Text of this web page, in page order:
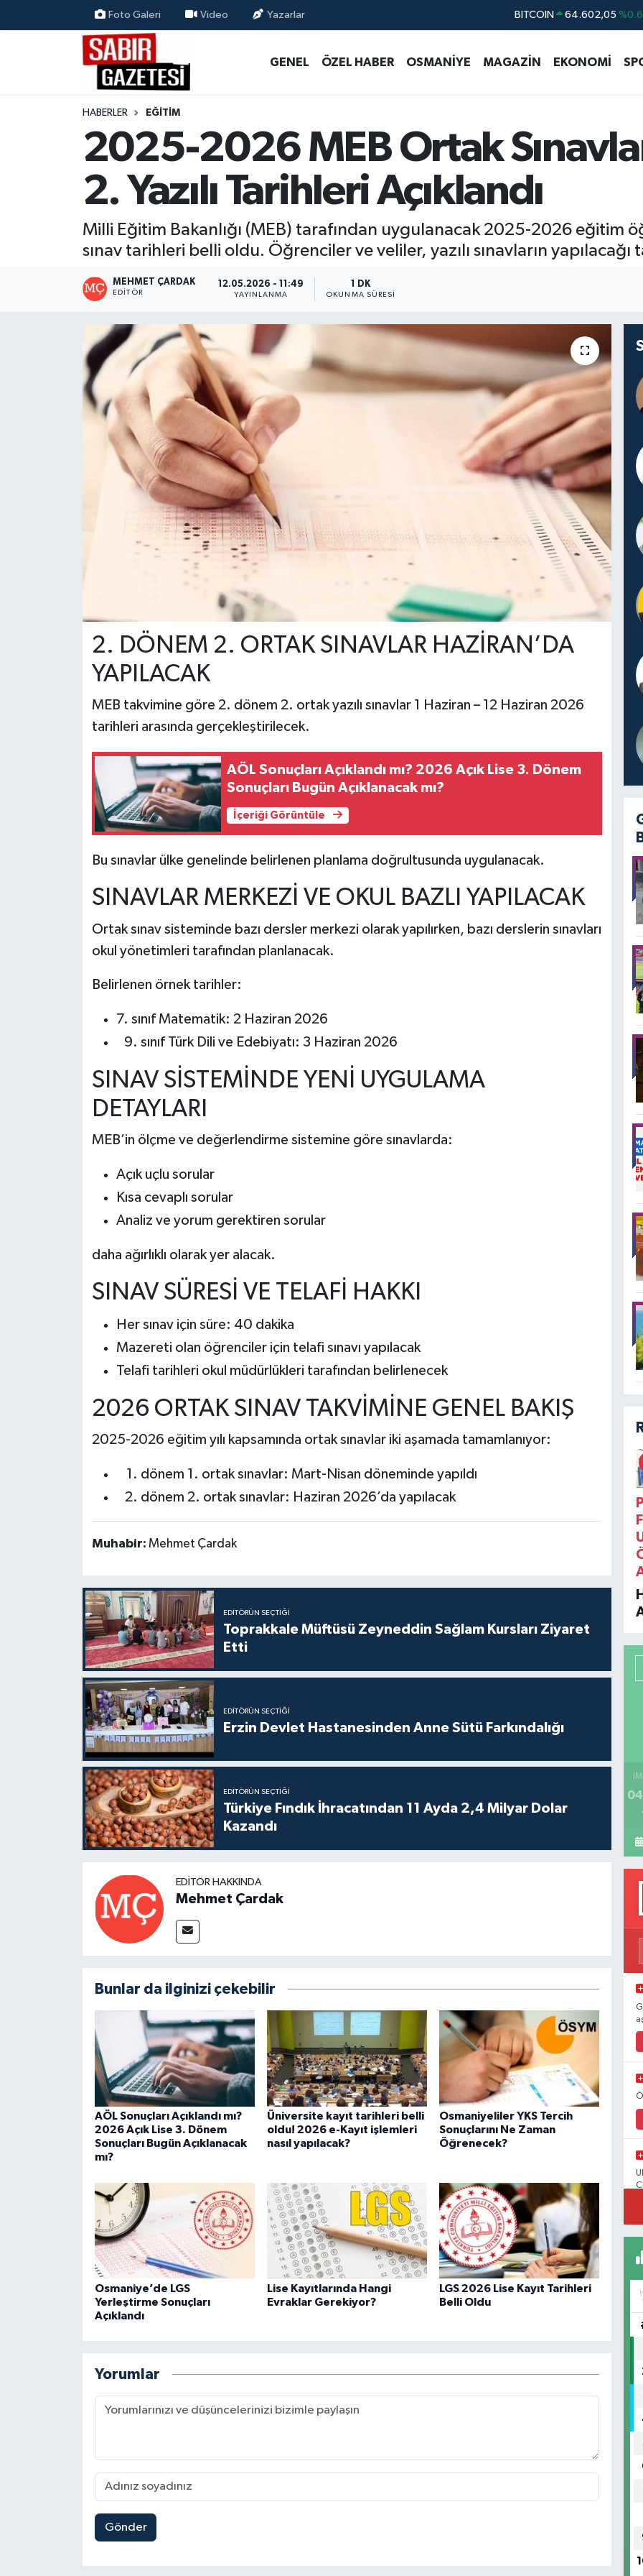
Foto Galeri Video Yazarlar DOLAR 47,5986
STERLİN 64,2438
BITCOIN 64.602,05
GENEL ÖZEL HABER OSMANİYE MAGAZİN EKONOMİ
HABERLER EĞITIM
2025-2026 MEB Ortak
2. Yazılı Tarihleri Açıklandı
Milli Eğitim Bakanlığı (MEB) tarafından uygulanacak 2025-2026 eğitim
sınav tarihleri belli oldu. Öğrenciler ve veliler, yazılı sınavların
MEHMET ÇARDAK
EDITÖR
12.05.2026 - 11:49
YAYINLANMA
1 DK
OKUNMA SÜRESI
2. DÖNEM 2. ORTAK SINAVLAR HAZİRAN’DA
YAPILACAK
MEB takvimine göre 2. dönem 2. ortak yazılı sınavlar 1 Haziran – 12 Haziran 2026
tarihleri arasında gerçekleştirilecek.
AÖL Sonuçları Açıklandı mı? 2026 Açık Lise 3. Dönem
Sonuçları Bugün Açıklanacak mı?
İçeriği Görüntüle
Bu sınavlar ülke genelinde belirlenen planlama doğrultusunda uygulanacak.
SINAVLAR MERKEZİ VE OKUL BAZLI YAPILACAK
Ortak sınav sisteminde bazı dersler merkezi olarak yapılırken, bazı derslerin sınavları
okul yönetimleri tarafından planlanacak.
Belirlenen örnek tarihler:
7. sınıf Matematik: 2 Haziran 2026
sınıf Türk Dili ve Edebiyatı: 3 Haziran 2026
SINAV SİSTEMİNDE YENİ UYGULAMA
DETAYLARI
MEB’in ölçme ve değerlendirme sistemine göre sınavlarda:
Açık uçlu sorular
Kısa cevaplı sorular
Analiz ve yorum gerektiren sorular
daha ağırlıklı olarak yer alacak.
SINAV SÜRESİ VE TELAFİ HAKKI
Her sınav için süre: 40 dakika
Mazereti olan öğrenciler için telafi sınavı yapılacak
Telafi tarihleri okul müdürlükleri tarafından belirlenecek
2026 ORTAK SINAV TAKVİMİNE GENEL BAKIŞ
2025-2026 eğitim yılı kapsamında ortak sınavlar iki aşamada tamamlanıyor:
dönem 1. ortak sınavlar: Mart-Nisan döneminde yapıldı
dönem 2. ortak sınavlar: Haziran 2026’da yapılacak
Muhabir: Mehmet Çardak
EDITÖRÜN SEÇTIĞI
Toprakkale Müftüsü Zeyneddin Sağlam Kursları Ziyaret
Etti
EDITÖRÜN SEÇTIĞI
Erzin Devlet Hastanesinden Anne Sütü Farkındalığı
EDITÖRÜN SEÇTIĞI
Türkiye Fındık İhracatından 11 Ayda 2,4 Milyar Dolar
Kazandı
EDITÖR HAKKINDA
Mehmet Çardak
Bunlar da ilginizi çekebilir
AÖL Sonuçları Açıklandı mı?
2026 Açık Lise 3. Dönem
Sonuçları Bugün Açıklanacak
mı?
Üniversite kayıt tarihleri belli
oldu! 2026 e-Kayıt işlemleri
nasıl yapılacak?
Osmaniyeliler YKS Tercih
Sonuçlarını Ne Zaman
Öğrenecek?
Osmaniye’de LGS
Yerleştirme Sonuçları
Açıklandı
Lise Kayıtlarında Hangi
Evraklar Gerekiyor?
LGS 2026 Lise Kayıt Tarihleri
Belli Oldu
Yorumlar
Gönder
ÖZEL HABER
MAGAZİN
EKONOMİ
RESMİ İLANLAR
Osmaniye Nöbetçi Eczaneler
Osmaniye Hava Durumu
Süper Lig Puan Durumu ve Fikstür
Tüm Manşetler
Son Dakika Haberleri
Haber Arşivi